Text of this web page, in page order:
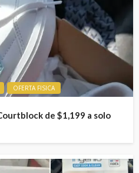
OFERTA FISICA
de $1,199 a solo